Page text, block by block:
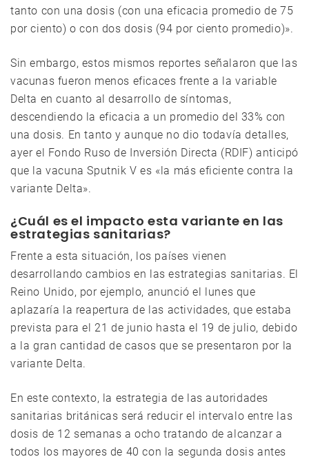
tanto con una dosis (con una eficacia promedio de 75
por ciento) o con dos dosis (94 por ciento promedio)».
Sin embargo, estos mismos reportes señalaron que las
vacunas fueron menos eficaces frente a la variable
Delta en cuanto al desarrollo de síntomas,
descendiendo la eficacia a un promedio del 33% con
una dosis. En tanto y aunque no dio todavía detalles,
ayer el Fondo Ruso de Inversión Directa (RDIF) anticipó
que la vacuna Sputnik V es «la más eficiente contra la
variante Delta».
¿Cuál es el impacto esta variante en las
estrategias sanitarias?
Frente a esta situación, los países vienen
desarrollando cambios en las estrategias sanitarias. El
Reino Unido, por ejemplo, anunció el lunes que
aplazaría la reapertura de las actividades, que estaba
prevista para el 21 de junio hasta el 19 de julio, debido
a la gran cantidad de casos que se presentaron por la
variante Delta.
En este contexto, la estrategia de las autoridades
sanitarias británicas será reducir el intervalo entre las
dosis de 12 semanas a ocho tratando de alcanzar a
todos los mayores de 40 con la segunda dosis antes